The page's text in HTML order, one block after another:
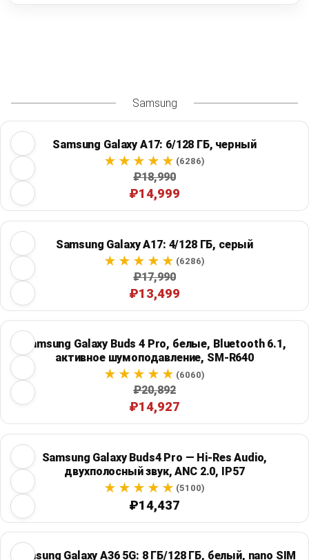
Samsung
Samsung Galaxy A17: 6/128 ГБ, черный
(6286)
₽18,990
₽14,999
Samsung Galaxy A17: 4/128 ГБ, серый
(6286)
₽17,990
₽13,499
Samsung Galaxy Buds 4 Pro, белые, Bluetooth 6.1,
активное шумоподавление, SM-R640
(6060)
₽20,892
₽14,927
Samsung Galaxy Buds4 Pro — Hi-Res Audio,
двухполосный звук, ANC 2.0, IP57
(5100)
₽14,437
Samsung Galaxy A36 5G: 8 ГБ/128 ГБ, белый, nano SIM